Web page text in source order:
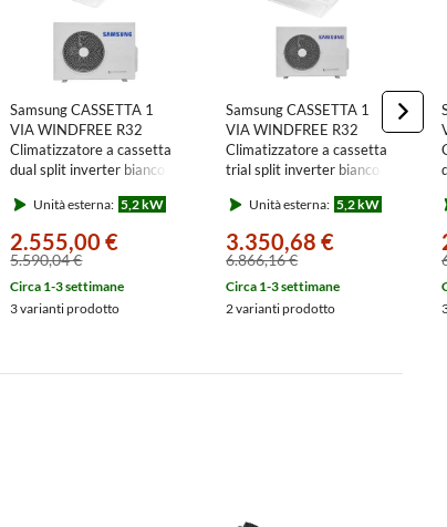
Samsung CASSETTA 1
VIA WINDFREE R32
Climatizzatore a cassetta
dual split inverter bianco |
interne 9000+9000 BTU
Unità esterna: 5,2 kW
2.555,00 €
5.590,04 €
Circa 1-3 settimane
3 varianti prodotto
Samsung CASSETTA 1
VIA WINDFREE R32
Climatizzatore a cassetta
trial split inverter bianco |
interne
AJ052TXJ3KG/
Unità esterna: 5,2 kW
3.350,68 €
6.866,16 €
Circa 1-3 settimane
2 varianti prodotto